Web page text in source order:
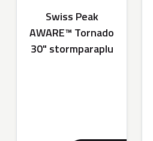
Swiss Peak
AWARE™ Tornado
30" stormparaplu